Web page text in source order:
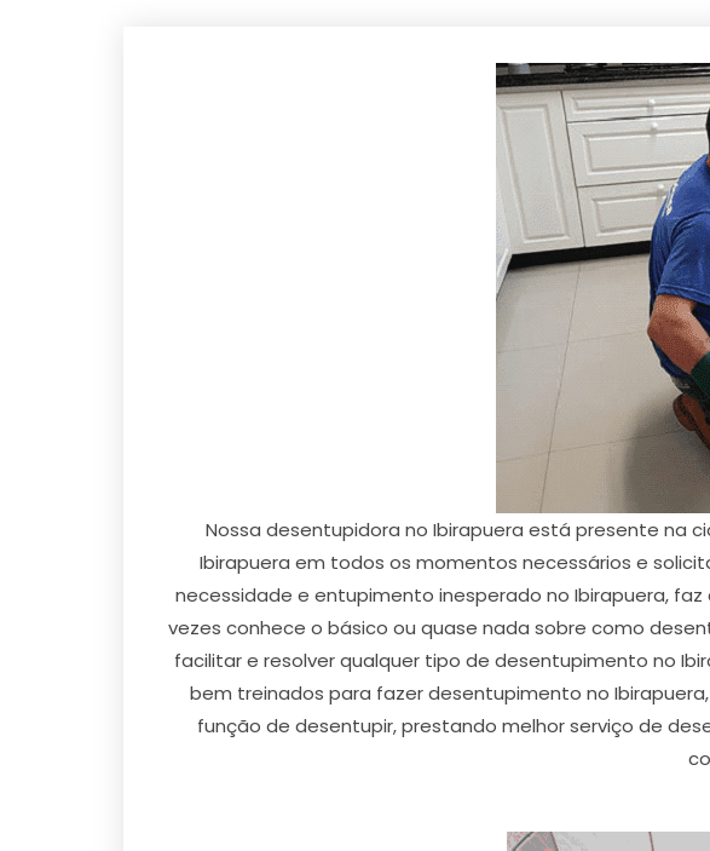
Nossa desentupidora no Ibirapuera está presente na
Ibirapuera em todos os momentos necessários e
necessidade e entupimento inesperado no Ibirapuera,
vezes conhece o básico ou quase nada sobre como
facilitar e resolver qualquer tipo de desentupimento no
bem treinados para fazer desentupimento no
função de desentupir, prestando melhor serviço de